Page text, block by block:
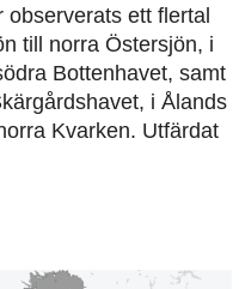
observerats ett flertal
till norra Östersjön, i
Bottenhavet, samt
i Ålands
Kvarken. Utfärdat